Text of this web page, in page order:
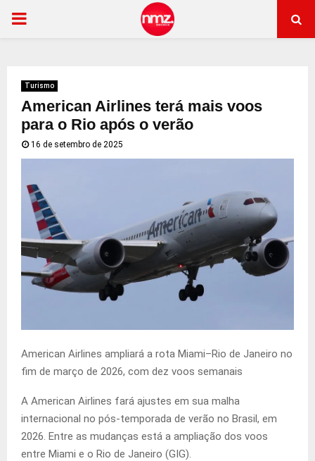
PRIMARY
Turismo
American Airlines terá mais voos
para o Rio após o verão
16 de setembro de 2025
American Airlines ampliará a rota Miami–Rio de Janeiro no
fim de março de 2026, com dez voos semanais
A American Airlines fará ajustes em sua malha
internacional no pós-temporada de verão no Brasil, em
2026. Entre as mudanças está a ampliação dos voos
entre Miami e o Rio de Janeiro (GIG).